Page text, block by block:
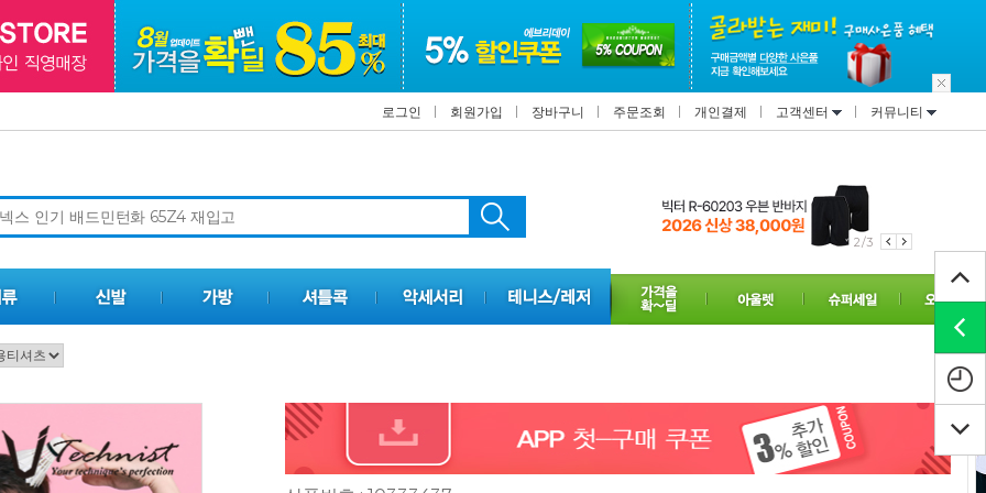
로그인 회원가입 장바구니 주문조회 개인결제 고객센터 커뮤니티
2/3